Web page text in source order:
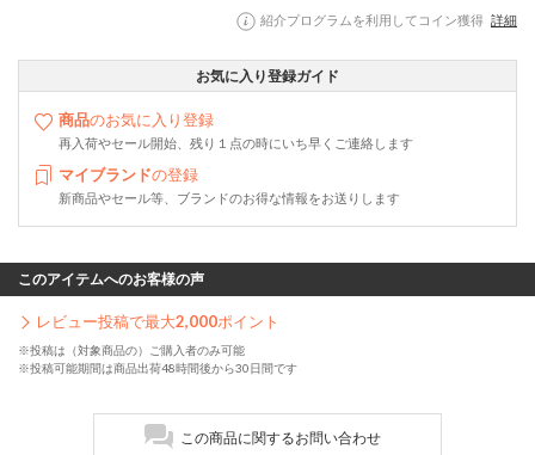
紹介プログラムを利用してコイン獲得 詳細
お気に入り登録ガイド
商品のお気に入り登録
再入荷やセール開始、残り１点の時にいち早くご連絡します
マイブランドの登録
新商品やセール等、ブランドのお得な情報をお送りします
このアイテムへのお客様の声
レビュー投稿で最大2,000ポイント
※投稿は（対象商品の）ご購入者のみ可能
※投稿可能期間は商品出荷48時間後から30日間です
この商品に関するお問い合わせ